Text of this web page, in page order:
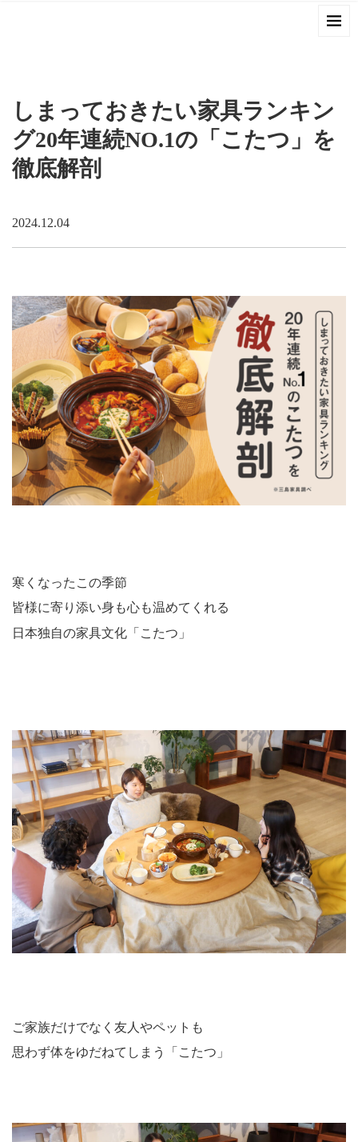
しまっておきたい家具ランキン
グ20年連続NO.1の「こたつ」を
徹底解剖
2024.12.04
寒くなったこの季節
皆様に寄り添い身も心も温めてくれる
日本独自の家具文化「こたつ」
ご家族だけでなく友人やペットも
思わず体をゆだねてしまう「こたつ」